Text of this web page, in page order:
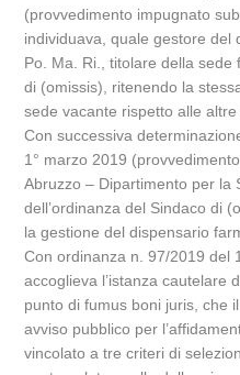
(provvedimento impugnato
individuava, quale gestore del
Po. Ma. Ri., titolare della
di (omissis), ritenendo la
sede vacante rispetto alle altre
Con successiva
1° marzo 2019
Abruzzo – Dipartimento per la
dell’ordinanza del Sindaco di
la gestione del dispensario
Con ordinanza n. 97/2019 del
accoglieva l’istanza cautelare
punto di fumus boni juris, che
avviso pubblico per
vincolato a tre criteri di